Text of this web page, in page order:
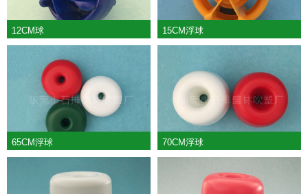
12CM球 15CM浮球
65CM浮球 70CM浮球